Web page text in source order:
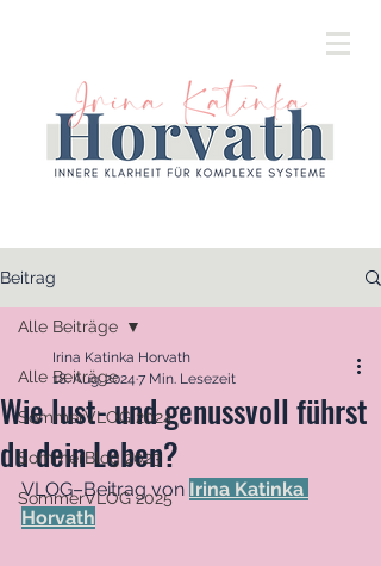
Beitrag
Alle Beiträge
SommerVLOG 2024
SommerBlog 2023
SommerVLOG 2025
Alle Beiträge
Wie lust- und genussvoll führst
du dein Leben?
Irina Katinka Horvath
18. Aug. 2024 7 Min. Lesezeit
VLOG–Beitrag von Irina Katinka
Horvath